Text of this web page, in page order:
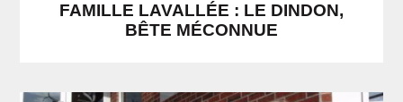
FAMILLE LAVALLÉE : LE DINDON,
BÊTE MÉCONNUE